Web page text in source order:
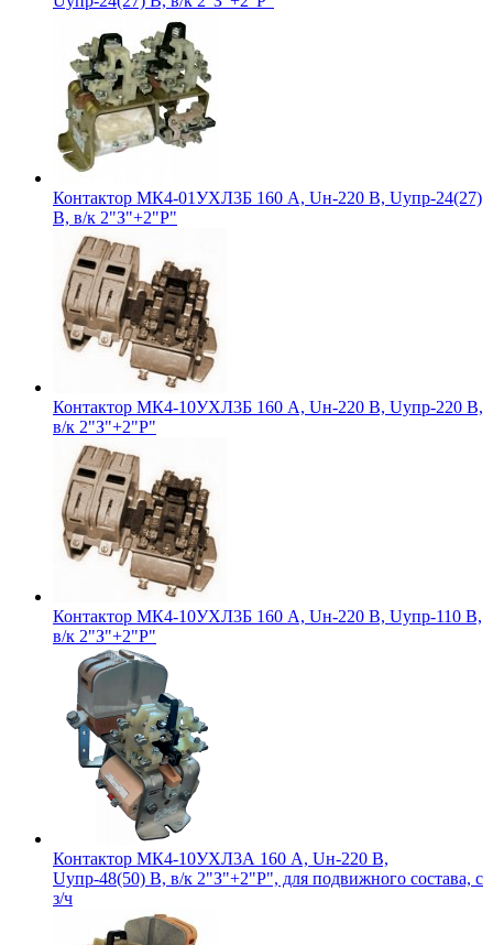
Контактор МК4-01УХЛ3Б 160 А, Uн-220 В, Uупр-24(27)
В, в/к 2"З"+2"Р"
Контактор МК4-10УХЛ3Б 160 А, Uн-220 В, Uупр-220 В,
в/к 2"З"+2"Р"
Контактор МК4-10УХЛ3Б 160 А, Uн-220 В, Uупр-110 В,
в/к 2"З"+2"Р"
Контактор МК4-10УХЛ3А 160 А, Uн-220 В,
Uупр-48(50) В, в/к 2"З"+2"Р", для подвижного состава, с
з/ч